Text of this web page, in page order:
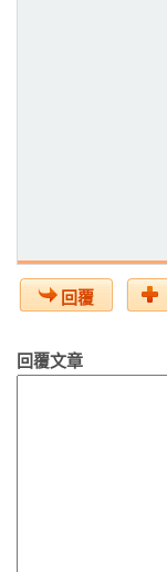
回覆
回覆文章